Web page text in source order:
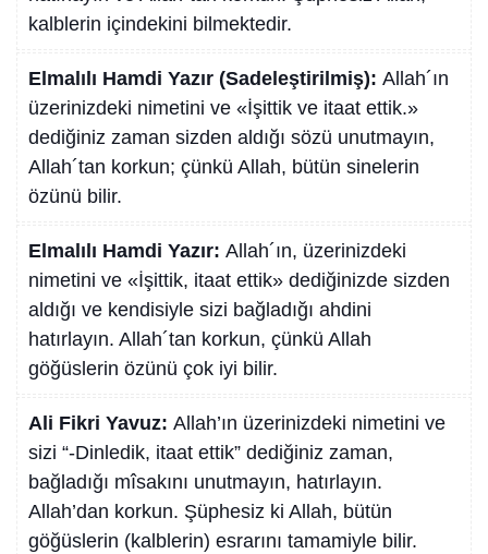
kalblerin içindekini bilmektedir.
Elmalılı Hamdi Yazır (Sadeleştirilmiş): Allah´ın
üzerinizdeki nimetini ve «İşittik ve itaat ettik.»
dediğiniz zaman sizden aldığı sözü unutmayın,
Allah´tan korkun; çünkü Allah, bütün sinelerin
özünü bilir.
Elmalılı Hamdi Yazır: Allah´ın, üzerinizdeki
nimetini ve «İşittik, itaat ettik» dediğinizde sizden
aldığı ve kendisiyle sizi bağladığı ahdini
hatırlayın. Allah´tan korkun, çünkü Allah
göğüslerin özünü çok iyi bilir.
Ali Fikri Yavuz: Allah’ın üzerinizdeki nimetini ve
sizi “-Dinledik, itaat ettik” dediğiniz zaman,
bağladığı mîsakını unutmayın, hatırlayın.
Allah’dan korkun. Şüphesiz ki Allah, bütün
göğüslerin (kalblerin) esrarını tamamiyle bilir.